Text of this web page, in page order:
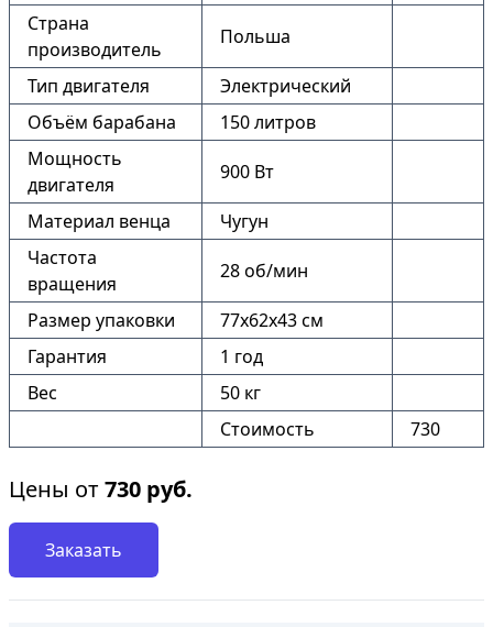
Страна
производитель
Польша
Тип двигателя
Электрический
Объём барабана
150 литров
Мощность
двигателя
900 Вт
Материал венца
Чугун
Частота
вращения
28 об/мин
Размер упаковки
77х62х43 см
Гарантия
1 год
Вес
50 кг
Стоимость
730
Цены от730 руб.
Заказать